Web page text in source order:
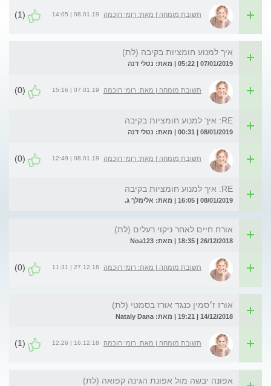
תשובת מומחה | מאת: רומי חוכמה 08.01.19 | 14:05
(1)
איך למנוע חומציות בקיבה (לת)
07/01/2019 | 05:22 | מאת: נטלי דנה
תשובת מומחה | מאת: רומי חוכמה 07.01.19 | 15:16
(0)
RE: איך למנוע חומציות בקיבה
08/01/2019 | 00:31 | מאת: נטלי דנה
תשובת מומחה | מאת: רומי חוכמה 08.01.19 | 12:49
(0)
RE: איך למנוע חומציות בקיבה
08/01/2019 | 16:05 | מאת: אלימלך ג.
אורח חיים לאחר ניקוי רעלים (לת)
26/12/2018 | 18:35 | מאת: Noa123
תשובת מומחה | מאת: רומי חוכמה 27.12.18 | 11:31
(0)
אורז ז׳סמין כנגד אורז בסמטי (לת)
14/12/2018 | 19:21 | מאת: Nataly Dana
תשובת מומחה | מאת: רומי חוכמה 16.12.18 | 12:26
(1)
אפונה יבשה מול אפונת הגינה קפואה (לת)